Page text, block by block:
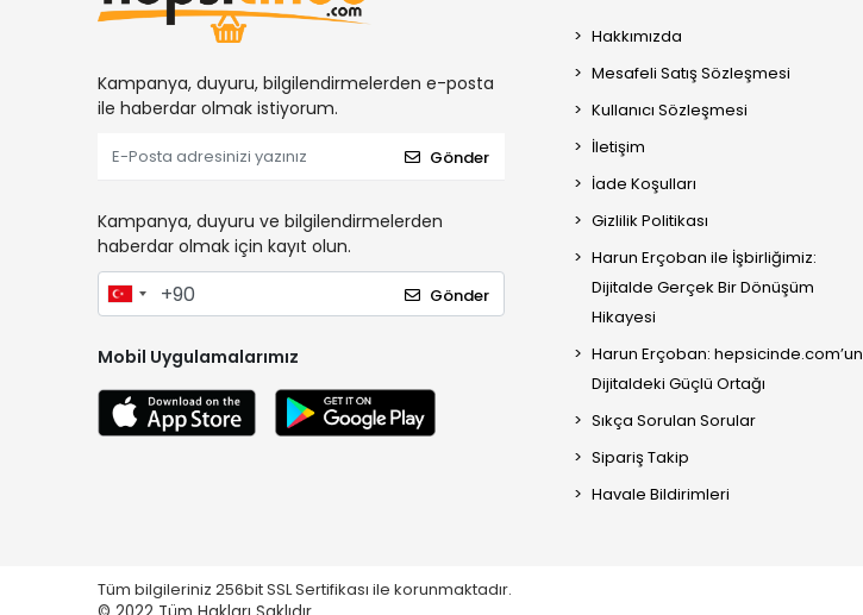
Kampanya, duyuru, bilgilendirmelerden e-posta
ile haberdar olmak istiyorum.
Gönder
Kampanya, duyuru ve bilgilendirmelerden
haberdar olmak için kayıt olun.
Gönder
Mobil Uygulamalarımız
Hakkımızda
Mesafeli Satış Sözleşmesi
Kullanıcı Sözleşmesi
İletişim
İade Koşulları
Gizlilik Politikası
Harun Erçoban ile İşbirliğimiz:
Dijitalde Gerçek Bir Dönüşüm
Hikayesi
Harun Erçoban: hepsicinde.com’un
Dijitaldeki Güçlü Ortağı
Sıkça Sorulan Sorular
Sipariş Takip
Havale Bildirimleri
Tüm bilgileriniz 256bit SSL Sertifikası ile korunmaktadır.